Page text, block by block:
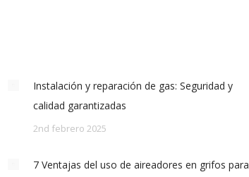
Instalación y reparación de gas: Seguridad y
calidad garantizadas
2nd febrero 2025
7 Ventajas del uso de aireadores en grifos para